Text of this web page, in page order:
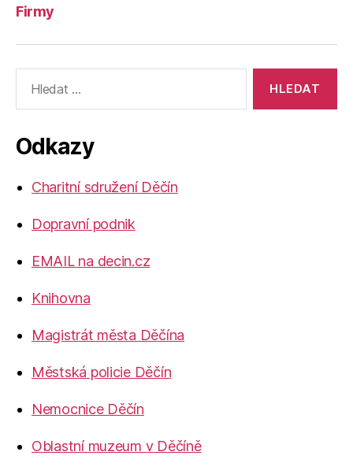
Firmy
vyhledávání:
Odkazy
Charitní sdružení Děčín
Dopravní podnik
EMAIL na decin.cz
Knihovna
Magistrát města Děčína
Městská policie Děčín
Nemocnice Děčín
Oblastní muzeum v Děčíně